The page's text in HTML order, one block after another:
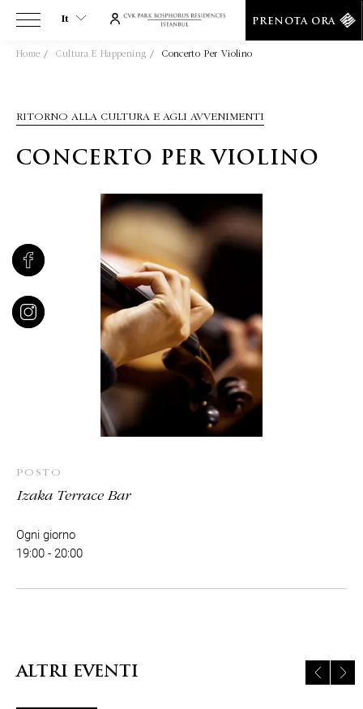
It
It
De
Fr
PRENOTA ORA
Home Cultura E Happening Concerto Per Violino
RITORNO ALLA CULTURA E AGLI AVVENIMENTI
CONCERTO PER VIOLINO
POSTO
Izaka Terrace Bar
Ogni giorno
19:00 - 20:00
ALTRI EVENTI